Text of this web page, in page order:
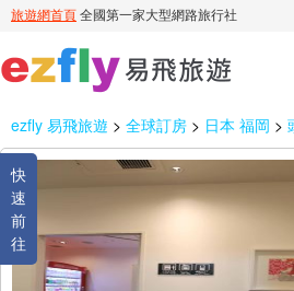
ezfly 易飛旅遊 > 全球訂房 > 日本 福岡 >
快
速
前
往